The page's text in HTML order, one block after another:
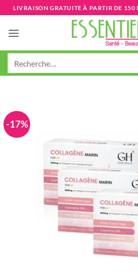
Passer
au
contenu
LIVRAISON GRATUITE À PARTIR DE 150
-17%